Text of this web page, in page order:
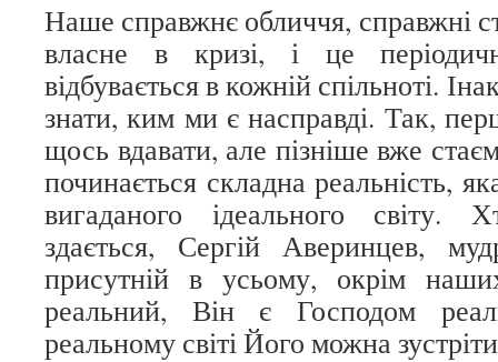
Наше справжнє обличчя, справжні
власне в кризі, і це
відбувається в кожній спільноті.
знати, ким ми є насправді. Так,
щось вдавати, але пізніше вже
починається складна реальність,
вигаданого ідеального світу.
здається, Сергій Аверинцев,
присутній в усьому, окрім
реальний, Він є Господом
реальному світі Його можна